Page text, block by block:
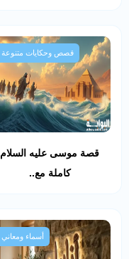
قصص وحكايات متنوعة
قصة موسى عليه السلام
كاملة مع..
أسماء ومعاني